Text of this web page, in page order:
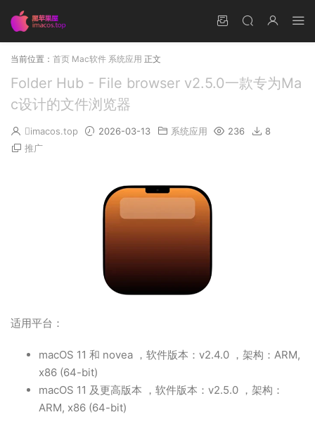
当前位置： 首页 Mac软件 系统应用 正文
Folder Hub - File browser v2.5.0一款专为Ma
c设计的文件浏览器
imacos.top 2026-03-13 系统应用 236
8
推广
适用平台：
macOS 11 和 novea ，软件版本：v2.4.0 ，架构：ARM,
x86 (64-bit)
macOS 11 及更高版本 ，软件版本：v2.5.0 ，架构：
ARM, x86 (64-bit)